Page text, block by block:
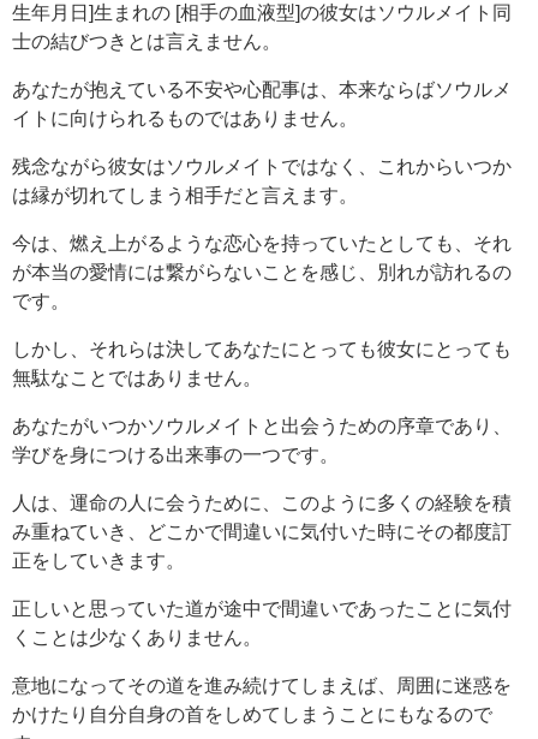
生年月日]生まれの [相手の血液型]の彼女はソウルメイト同
士の結びつきとは言えません。
あなたが抱えている不安や心配事は、本来ならばソウルメ
イトに向けられるものではありません。
残念ながら彼女はソウルメイトではなく、これからいつか
は縁が切れてしまう相手だと言えます。
今は、燃え上がるような恋心を持っていたとしても、それ
が本当の愛情には繋がらないことを感じ、別れが訪れるの
です。
しかし、それらは決してあなたにとっても彼女にとっても
無駄なことではありません。
あなたがいつかソウルメイトと出会うための序章であり、
学びを身につける出来事の一つです。
人は、運命の人に会うために、このように多くの経験を積
み重ねていき、どこかで間違いに気付いた時にその都度訂
正をしていきます。
正しいと思っていた道が途中で間違いであったことに気付
くことは少なくありません。
意地になってその道を進み続けてしまえば、周囲に迷惑を
かけたり自分自身の首をしめてしまうことにもなるので